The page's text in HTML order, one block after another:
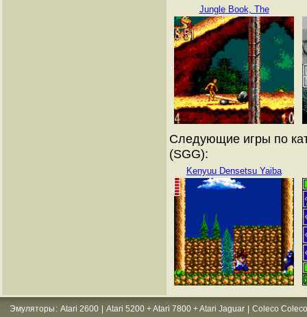
Jungle Book, The
Следующие игры по
(SGG):
Kenyuu Densetsu Yaiba
Эмуляторы : Atari 2600 Atari 5200 + Atari 7800 + Atari Jaguar
Coleco